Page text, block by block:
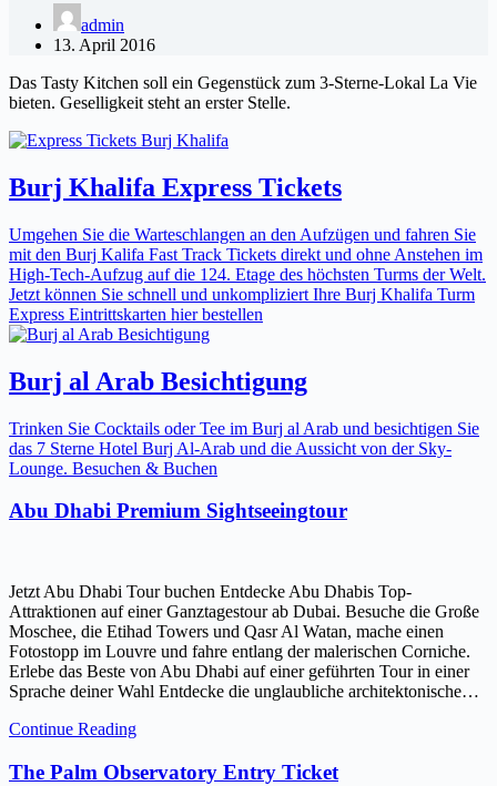
admin
13. April 2016
Das Tasty Kitchen soll ein Gegenstück zum 3-Sterne-Lokal La Vie
bieten. Geselligkeit steht an erster Stelle.
Burj Khalifa Express Tickets
Umgehen Sie die Warteschlangen an den Aufzügen und fahren Sie
mit den Burj Kalifa Fast Track Tickets direkt und ohne Anstehen im
High-Tech-Aufzug auf die 124. Etage des höchsten Turms der Welt.
Jetzt können Sie schnell und unkompliziert Ihre Burj Khalifa Turm
Express Eintrittskarten hier bestellen
Burj al Arab Besichtigung
Trinken Sie Cocktails oder Tee im Burj al Arab und besichtigen Sie
das 7 Sterne Hotel Burj Al-Arab und die Aussicht von der Sky-
Lounge. Besuchen & Buchen
Abu Dhabi Premium Sightseeingtour
Jetzt Abu Dhabi Tour buchen Entdecke Abu Dhabis Top-
Attraktionen auf einer Ganztagestour ab Dubai. Besuche die Große
Moschee, die Etihad Towers und Qasr Al Watan, mache einen
Fotostopp im Louvre und fahre entlang der malerischen Corniche.
Erlebe das Beste von Abu Dhabi auf einer geführten Tour in einer
Sprache deiner Wahl Entdecke die unglaubliche architektonische…
Continue Reading
The Palm Observatory Entry Ticket